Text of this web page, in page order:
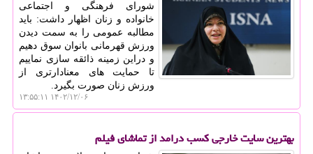
شورای فرهنگی و اجتماعی
خانواده و زنان اظهار داشت: باید
مطالبه عمومی را به سمت دیدن
ورزش قهرمانی بانوان سوق دهیم
و دراین زمینه ذائقه سازی نماییم
تا حمایت های معنادارتری از
ورزش زنان صورت بگیرد.
۱۴۰۲/۱۲/۰۶ ۱۳:۵۵:۱۱
بهترین سایت خارجی کسب درامد از تماشای فیلم